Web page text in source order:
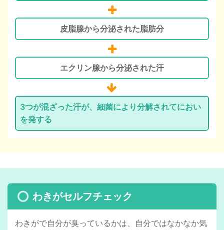
皮脂腺から分泌された脂肪分
エクリン腺から分泌された汗
3つが混ざった汗が、細菌により分解されてにおい
を発する
わきがセルフチェック
わきがで自分が臭っているかは、自分ではなかなか気